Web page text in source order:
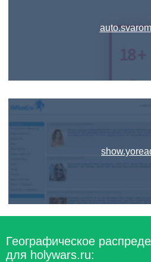
Географическое
для holywars.ru: